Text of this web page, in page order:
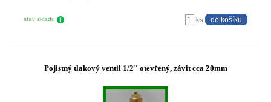
stav skladu ks
Pojistný tlakový ventil 1/2" otevřený, závit cca 20mm